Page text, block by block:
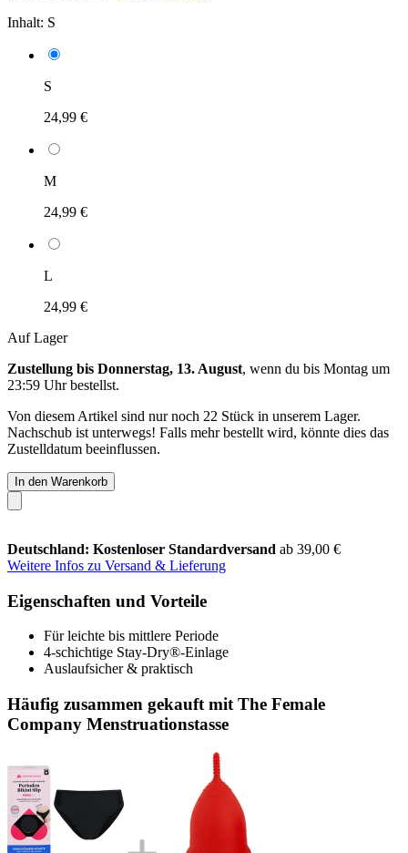
Inhalt: S
S
24,99 €
M
24,99 €
L
24,99 €
Auf Lager
Zustellung bis Donnerstag, 13. August, wenn du bis Montag um
23:59 Uhrbestellst.
Von diesem Artikel sind nur noch 22 Stück in unserem Lager.
Nachschub ist unterwegs! Falls mehr bestellt wird, könnte dies das
Zustelldatum beeinflussen.
In den Warenkorb
Deutschland: Kostenloser Standardversand ab 39,00 €
Weitere Infos zu Versand & Lieferung
Eigenschaften und Vorteile
Für leichte bis mittlere Periode
4-schichtige Stay-Dry®-Einlage
Auslaufsicher & praktisch
Häufig zusammen gekauft mit The Female
Company Menstruationstasse